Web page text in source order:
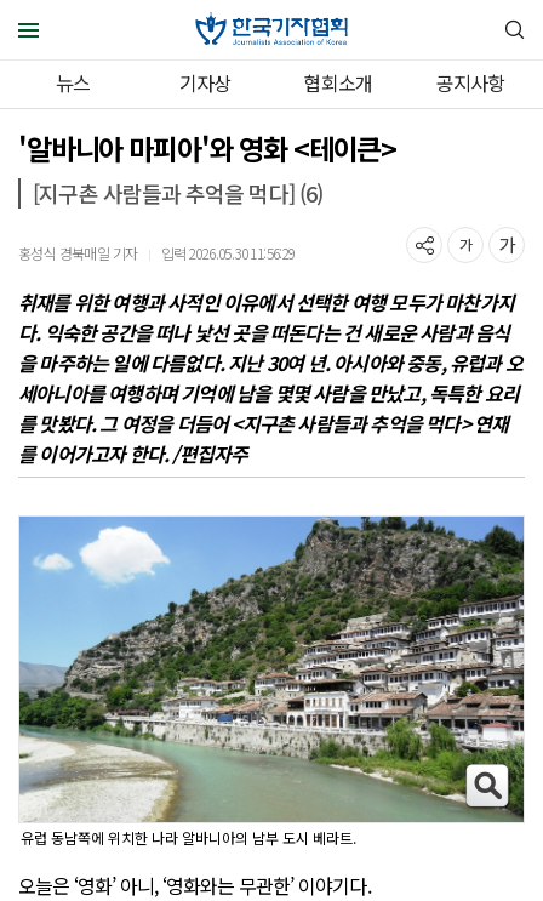
뉴스 기자상 협회소개 공지사항
'알바니아 마피아'와 영화 <테이큰>
[지구촌 사람들과 추억을 먹다] (6)
홍성식 경북매일 기자 ｜ 입력 2026.05.30 11:56:29
취재를 위한 여행과 사적인 이유에서 선택한 여행 모두가 마찬가지
다. 익숙한 공간을 떠나 낯선 곳을 떠돈다는 건 새로운 사람과 음식
을 마주하는 일에 다름없다. 지난 30여 년. 아시아와 중동, 유럽과 오
세아니아를 여행하며 기억에 남을 몇몇 사람을 만났고, 독특한 요리
를 맛봤다. 그 여정을 더듬어 <지구촌 사람들과 추억을 먹다> 연재
를 이어가고자 한다. /편집자주
유럽 동남쪽에 위치한 나라 알바니아의 남부 도시 베라트.
오늘은 ‘영화’ 아니, ‘영화와는 무관한’ 이야기다.